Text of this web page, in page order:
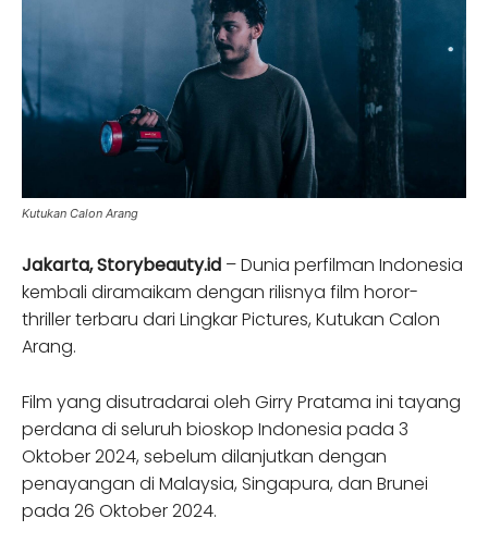
Kutukan Calon Arang
Jakarta, Storybeauty.id – Dunia perfilman Indonesia
kembali diramaikam dengan rilisnya film horor-
thriller terbaru dari Lingkar Pictures, Kutukan Calon
Arang.
Film yang disutradarai oleh Girry Pratama ini tayang
perdana di seluruh bioskop Indonesia pada 3
Oktober 2024, sebelum dilanjutkan dengan
penayangan di Malaysia, Singapura, dan Brunei
pada 26 Oktober 2024.